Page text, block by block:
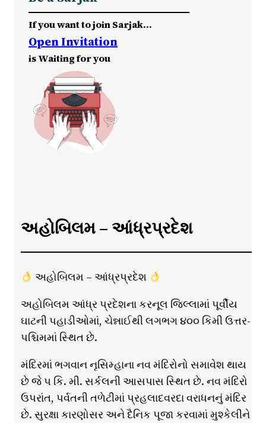
If you want to join Sarjak…
Open Invitation
is Waiting for you
અહોબિલમ – આંધ્રપ્રદેશ
અહોબિલમ – આંધ્રપ્રદેશ
અહોબિલમ આંધ્ર પ્રદેશના કરનૂલ જિલ્લામાં પૂર્વીય
ઘાટની પહાડીઓમાં, ચેન્નાઈથી લગભગ ૪૦૦ કિમી ઉત્તર-
પશ્ચિમમાં સ્થિત છે.
મંદિરમાં ભગવાન નૃસિમ્હાના નવ મંદિરોનો સમાવેશ થાય
છે જે ૫ કિ. મી. સર્કલની આસપાસ સ્થિત છે. નવ મંદિરો
ઉપરાંત, પર્વતની તળેટીમાં પ્રહલાદવરદા વરાધનનું મંદિર
છે. સુરક્ષા કારણોસર અને દૈનિક પૂજા કરવામાં મુશ્કેલીને